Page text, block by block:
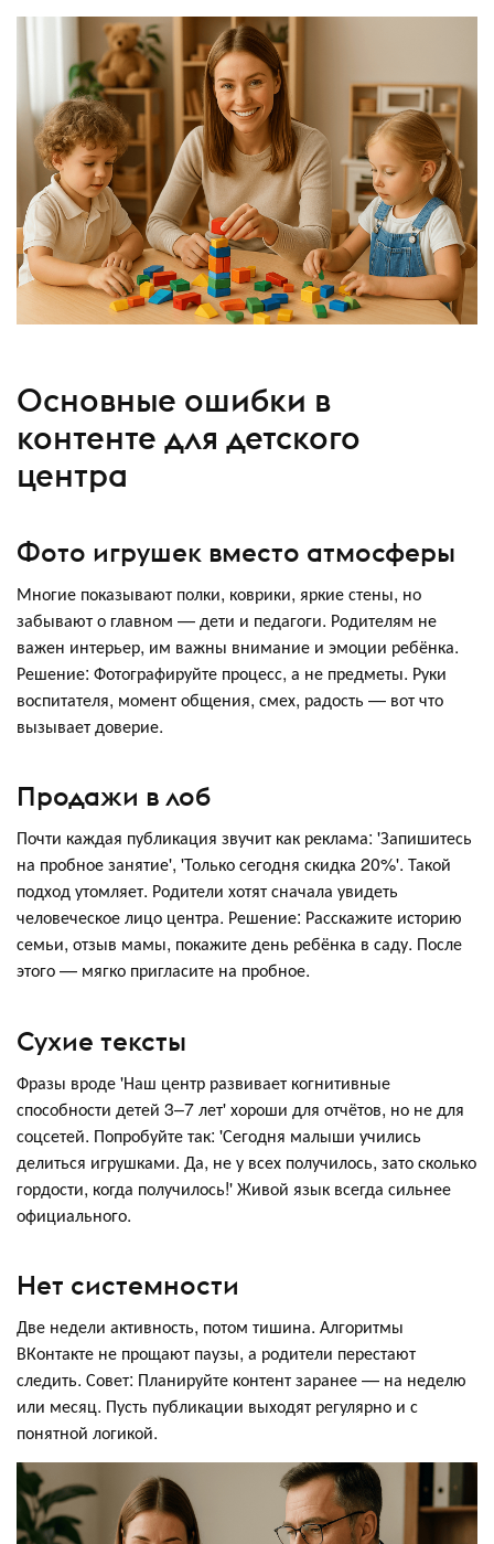
Основные ошибки в
контенте для детского
центра
Фото игрушек вместо атмосферы
Многие показывают полки, коврики, яркие стены, но
забывают о главном — дети и педагоги. Родителям не
важен интерьер, им важны внимание и эмоции ребёнка.
Решение: Фотографируйте процесс, а не предметы. Руки
воспитателя, момент общения, смех, радость — вот что
вызывает доверие.
Продажи в лоб
Почти каждая публикация звучит как реклама: 'Запишитесь
на пробное занятие', 'Только сегодня скидка 20%'. Такой
подход утомляет. Родители хотят сначала увидеть
человеческое лицо центра. Решение: Расскажите историю
семьи, отзыв мамы, покажите день ребёнка в саду. После
этого — мягко пригласите на пробное.
Сухие тексты
Фразы вроде 'Наш центр развивает когнитивные
способности детей 3–7 лет' хороши для отчётов, но не для
соцсетей. Попробуйте так: 'Сегодня малыши учились
делиться игрушками. Да, не у всех получилось, зато сколько
гордости, когда получилось!' Живой язык всегда сильнее
официального.
Нет системности
Две недели активность, потом тишина. Алгоритмы
ВКонтакте не прощают паузы, а родители перестают
следить. Совет: Планируйте контент заранее — на неделю
или месяц. Пусть публикации выходят регулярно и с
понятной логикой.